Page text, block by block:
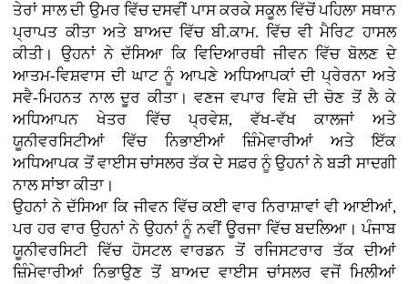
ਤੇਰਾਂ ਸਾਲ ਦੀ ਉਮਰ ਵਿੱਚ ਦਸਵੀਂ ਪਾਸ ਕਰਕੇ ਸਕੂਲ ਵਿੱਚੋਂ ਪਹਿਲਾ ਸਥਾਨ
ਪ੍ਰਾਪਤ ਕੀਤਾ ਅਤੇ ਬਾਅਦ ਵਿੱਚ ਬੀ.ਕਾਮ. ਵਿੱਚ ਵੀ ਮੈਰਿਟ ਹਾਸਲ
ਕੀਤੀ। ਉਹਨਾਂ ਨੇ ਦੱਸਿਆ ਕਿ ਵਿਦਿਆਰਥੀ ਜੀਵਨ ਵਿੱਚ ਬੋਲਣ ਦੇ
ਆਤਮ-ਵਿਸ਼ਵਾਸ ਦੀ ਘਾਟ ਨੂੰ ਆਪਣੇ ਅਧਿਆਪਕਾਂ ਦੀ ਪ੍ਰੇਰਨਾ ਅਤੇ
ਸਵੈ-ਮਿਹਨਤ ਨਾਲ ਦੂਰ ਕੀਤਾ। ਵਣਜ ਵਪਾਰ ਵਿਸ਼ੇ ਦੀ ਚੋਣ ਤੋਂ ਲੈ ਕੇ
ਅਧਿਆਪਨ ਖੇਤਰ ਵਿੱਚ ਪ੍ਰਵੇਸ਼, ਵੱਖ-ਵੱਖ ਕਾਲਜਾਂ ਅਤੇ
ਯੂਨੀਵਰਸਿਟੀਆਂ ਵਿੱਚ ਨਿਭਾਈਆਂ ਜ਼ਿੰਮੇਵਾਰੀਆਂ ਅਤੇ ਇੱਕ
ਅਧਿਆਪਕ ਤੋਂ ਵਾਈਸ ਚਾਂਸਲਰ ਤੱਕ ਦੇ ਸਫ਼ਰ ਨੂੰ ਉਹਨਾਂ ਨੇ ਬੜੀ ਸਾਦਗੀ
ਨਾਲ ਸਾਂਝਾ ਕੀਤਾ।
ਉਹਨਾਂ ਨੇ ਦੱਸਿਆ ਕਿ ਜੀਵਨ ਵਿੱਚ ਕਈ ਵਾਰ ਨਿਰਾਸ਼ਾਵਾਂ ਵੀ ਆਈਆਂ,
ਪਰ ਹਰ ਵਾਰ ਉਹਨਾਂ ਨੇ ਉਹਨਾਂ ਨੂੰ ਨਵੀਂ ਊਰਜਾ ਵਿੱਚ ਬਦਲਿਆ। ਪੰਜਾਬ
ਯੂਨੀਵਰਸਿਟੀ ਵਿੱਚ ਹੋਸਟਲ ਵਾਰਡਨ ਤੋਂ ਰਜਿਸਟਰਾਰ ਤੱਕ ਦੀਆਂ
ਜ਼ਿੰਮੇਵਾਰੀਆਂ ਨਿਭਾਉਣ ਤੋਂ ਬਾਅਦ ਵਾਈਸ ਚਾਂਸਲਰ ਵਜੋਂ ਮਿਲੀਆਂ